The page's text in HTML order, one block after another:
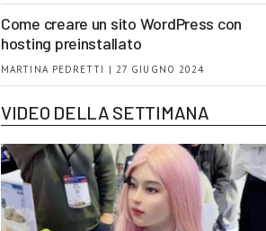
Come creare un sito WordPress con
hosting preinstallato
MARTINA PEDRETTI | 27 GIUGNO 2024
VIDEO DELLA SETTIMANA